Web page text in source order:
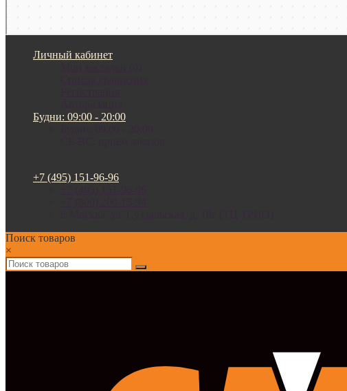
Личный кабинет
Будни: 09:00 - 20:00
+7 (495) 151-96-96
Поиск товаров
×